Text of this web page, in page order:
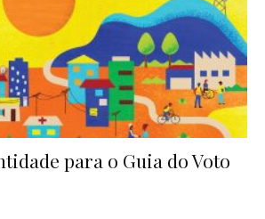
para o Guia do Voto